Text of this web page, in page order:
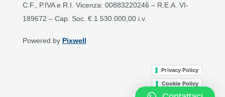
C.F., P.IVA e R.I. Vicenza: 00883220246 – R.E.A. VI-
189672 – Cap. Soc. € 1.530.000,00 i.v.
Powered by Pixwell
Privacy Policy
Cookie Policy